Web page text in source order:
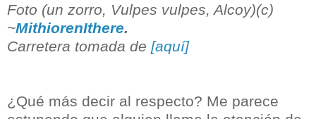
Foto (un zorro, Vulpes vulpes, Alcoy)(c)
~MithiorenIthere.
Carretera tomada de [aquí]
¿Qué más decir al respecto? Me parece